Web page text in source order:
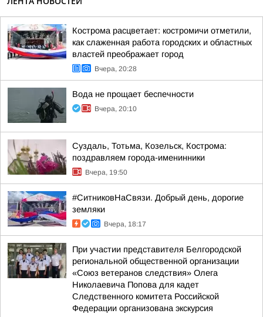
Кострома расцветает: костромичи отметили,
как слаженная работа городских и областных
властей преображает город
Вчера, 20:28
Вода не прощает беспечности
Вчера, 20:10
Суздаль, Тотьма, Козельск, Кострома:
поздравляем города-именинники
Вчера, 19:50
#СитниковНаСвязи. Добрый день, дорогие
земляки
Вчера, 18:17
При участии представителя Белгородской
региональной общественной организации
«Союз ветеранов следствия» Олега
Николаевича Попова для кадет
Следственного комитета Российской
Федерации организована экскурсия